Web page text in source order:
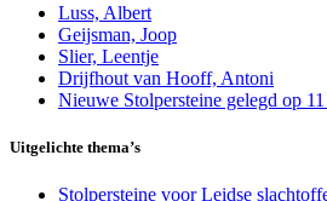
Luss, Albert
Geijsman, Joop
Slier, Leentje
Drijfhout van Hooff, Antoni
Nieuwe Stolpersteine gelegd op
Uitgelichte thema’s
Stolpersteine voor Leidse